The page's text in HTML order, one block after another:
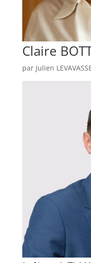
Claire
par Julien